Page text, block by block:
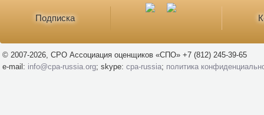
Подписка
© 2007-2026, СРО Ассоциация оценщиков «СПО» +7 (812) 245-39-65
e-mail: info@cpa-russia.org; skype: cpa-russia; политика